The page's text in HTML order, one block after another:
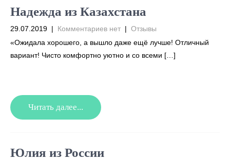
Надежда из Казахстана
29.07.2019 | Комментариев нет | Отзывы
«Ожидала хорошего, а вышло даже ещё лучше! Отличный
вариант! Чисто комфортно уютно и со всеми […]
Читать далее...
Юлия из России